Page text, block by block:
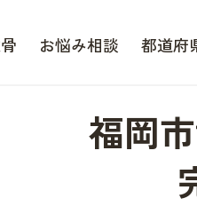
お悩み相談 都道府
福岡